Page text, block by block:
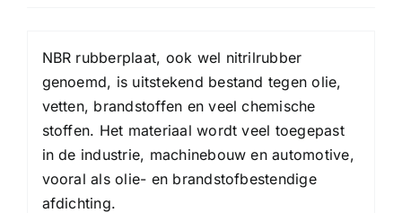
NBR rubberplaat, ook wel nitrilrubber
genoemd, is uitstekend bestand tegen olie,
vetten, brandstoffen en veel chemische
stoffen. Het materiaal wordt veel toegepast
in de industrie, machinebouw en automotive,
vooral als olie- en brandstofbestendige
afdichting.